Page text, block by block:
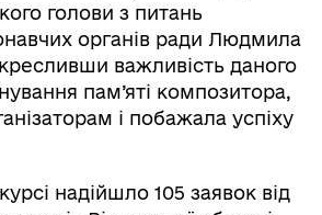
голови з питань
органів ради Людмила
важливість даного
пам’яті композитора,
і побажала успіху
надійшло 105 заявок від